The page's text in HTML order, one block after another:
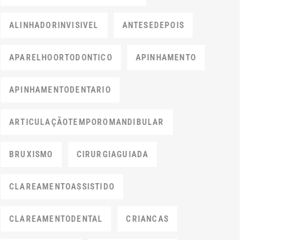
ALINHADORINVISIVEL ANTESEDEPOIS
APARELHOORTODONTICO APINHAMENTO
APINHAMENTODENTARIO
ARTICULAÇÃOTEMPOROMANDIBULAR
BRUXISMO CIRURGIAGUIADA
CLAREAMENTOASSISTIDO
CLAREAMENTODENTAL CRIANCAS